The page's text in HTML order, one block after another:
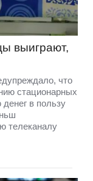
выиграют,
что
стационарных
в пользу
телеканалу